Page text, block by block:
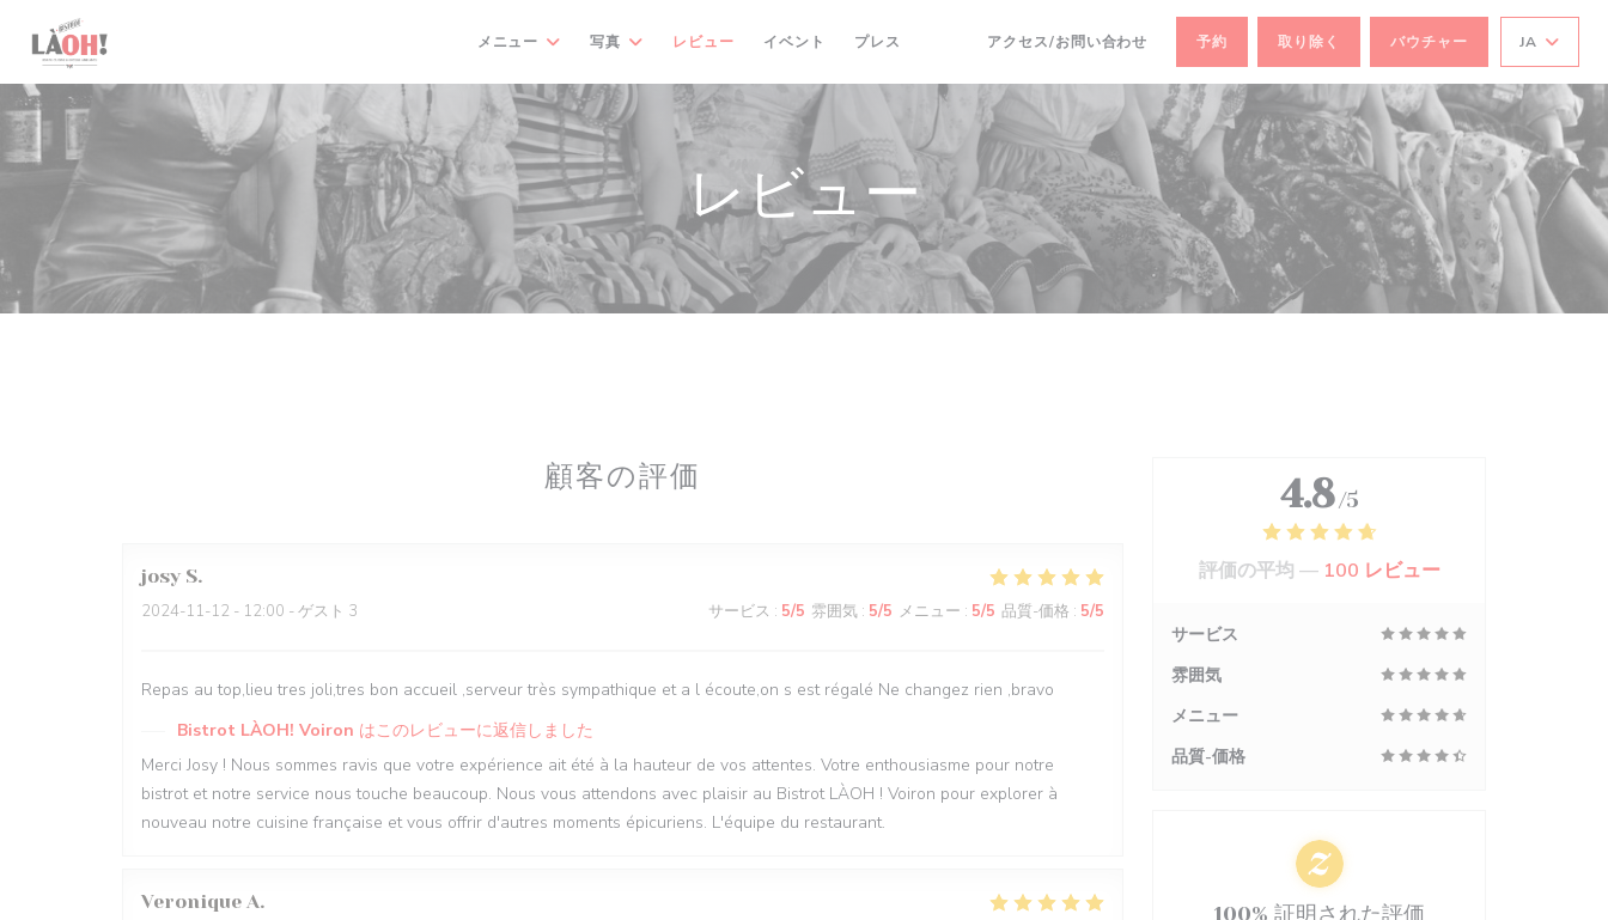
クッキー利用の管理について
メニュー 写真 レビュー イベント プレス
((新しいウィンドウで開きます))
((新しいウィンドウで開きます))
アクセス/お問い合わせ 予約 取り除く バウチャー JA
レビュー
顧客の評価
josy S
2024-11-12 - 12:00 - ゲスト 3 サービス : 5/5 雰囲気 : 5/5 メニュー : 5/5 品質-価格 : 5/5
Repas au top,lieu tres joli,tres bon accueil ,serveur très sympathique et a l écoute,on s est régalé Ne changez rien ,bravo
Bistrot LÀOH! Voiron はこのレビューに返信しました
Merci Josy ! Nous sommes ravis que votre expérience ait été à la hauteur de vos attentes. Votre enthousiasme pour notre
bistrot et notre service nous touche beaucoup. Nous vous attendons avec plaisir au Bistrot LÀOH ! Voiron pour explorer à
nouveau notre cuisine française et vous offrir d'autres moments épicuriens. L'équipe du restaurant.
Veronique A
4.8 /5
評価の平均 — 100 レビュー
サービス
雰囲気
メニュー
品質-価格
100% 証明された評価